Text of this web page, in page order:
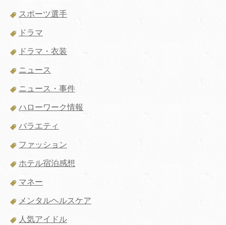
スポーツ選手
ドラマ
ドラマ・衣装
ニュース
ニュース・事件
ハローワーク情報
バラエティ
ファッション
ホテル宿泊感想
マネー
メンタルヘルスケア
人気アイドル